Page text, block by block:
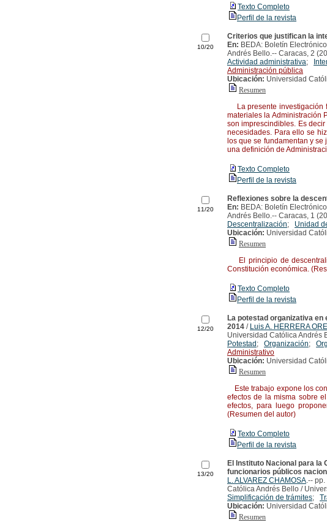
Texto Completo
Perfil de la revista
10/20
Criterios que justifican la
En: BEDA: Boletín
Andrés Bello.-- Caracas, 2
Actividad administrativa;
Administración pública
Ubicación: Universidad
Resumen
La presente investigación
materiales la Administración
son imprescindibles. Es
necesidades. Para ello se
los que se fundamentan y
una definición de
Texto Completo
Perfil de la revista
11/20
Reflexiones sobre la
En: BEDA: Boletín
Andrés Bello.-- Caracas, 1
Descentralización; Unidad
Ubicación: Universidad
Resumen
El principio de
Constitución económica.
Texto Completo
Perfil de la revista
12/20
La potestad organizativa en
2014 / Luis A. HERRERA
Universidad Católica Andrés
Potestad ; Organización;
Administrativo
Ubicación: Universidad
Resumen
Este trabajo expone los
efectos de la misma sobre
efectos, para luego
(Resumen del autor)
Texto Completo
Perfil de la revista
13/20
El Instituto Nacional para la
funcionarios públicos
L. ALVAREZ CHAMOSA.--
Católica Andrés Bello /
Simplificación de trámites;
Ubicación: Universidad
Resumen